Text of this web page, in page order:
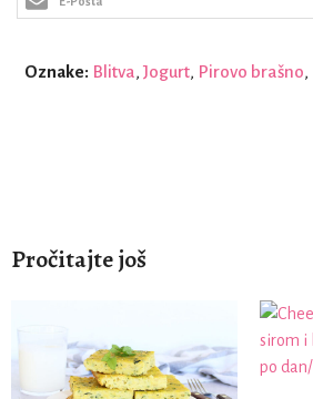
Oznake: Blitva, Jogurt, Pirovo brašno,
Pročitajte još